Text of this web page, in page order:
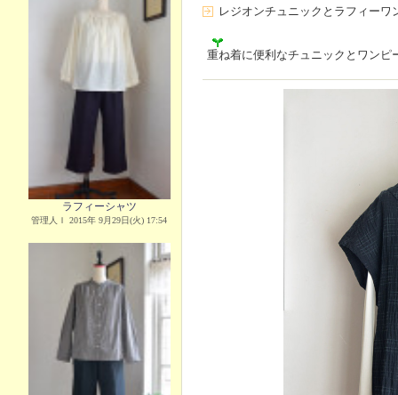
ラフィーシャツ
管理人Ｉ 2015年 9月29日(火) 17:54
レジオンチュニックとラフィーワ
重ね着に便利なチュニックとワン